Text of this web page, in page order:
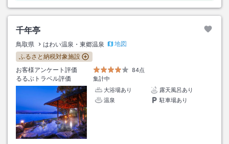
千年亭
鳥取県 はわい温泉・東郷温泉
地図
ふるさと納税対象施設
お客様アンケート評価
84点
るるぶトラベル評価
集計中
大浴場あり
露天風呂あり
温泉
駐車場あり